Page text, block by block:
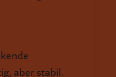
aber stabil.